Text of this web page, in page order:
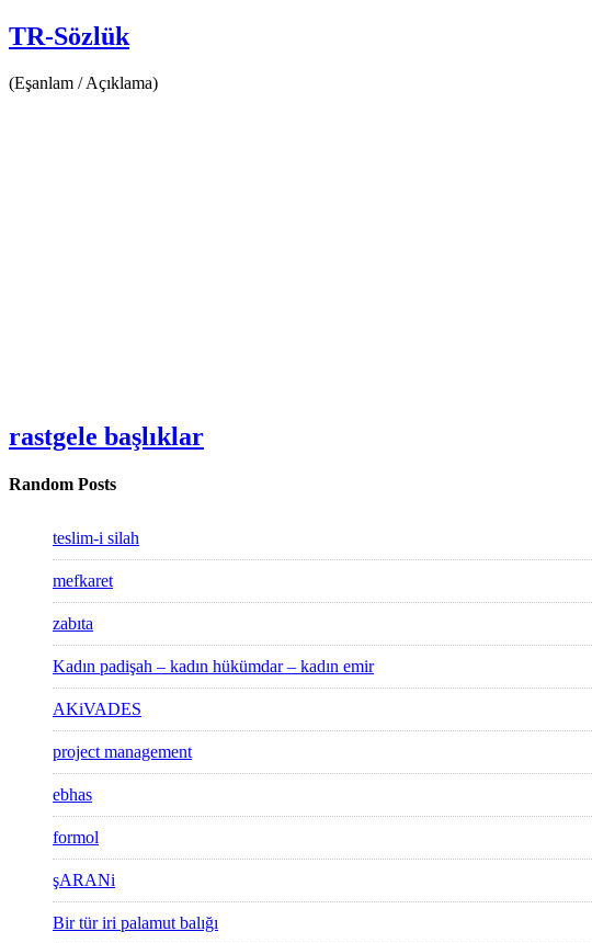
TR-Sözlük
(Eşanlam / Açıklama)
rastgele başlıklar
Random Posts
teslim-i silah
mefkaret
zabıta
Kadın padişah – kadın hükümdar – kadın emir
AKiVADES
project management
ebhas
formol
şARANi
Bir tür iri palamut balığı